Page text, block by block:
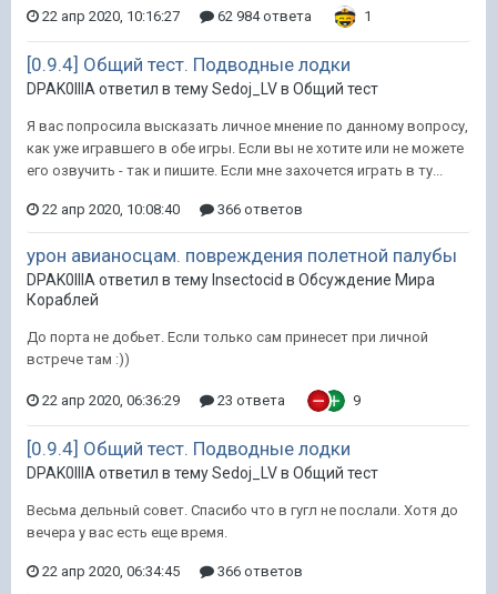
22 апр 2020, 10:16:27 62 984 ответа 1
[0.9.4] Общий тест. Подводные лодки
DPAK0IIIA ответил в тему Sedoj_LV в Общий тест
Я вас попросила высказать личное мнение по данному вопросу,
как уже игравшего в обе игры. Если вы не хотите или не можете
его озвучить - так и пишите. Если мне захочется играть в ту...
22 апр 2020, 10:08:40 366 ответов
урон авианосцам. повреждения полетной палубы
DPAK0IIIA ответил в тему Insectocid в Обсуждение Мира
Кораблей
До порта не добьет. Если только сам принесет при личной
встрече там :))
22 апр 2020, 06:36:29 23 ответа 9
[0.9.4] Общий тест. Подводные лодки
DPAK0IIIA ответил в тему Sedoj_LV в Общий тест
Весьма дельный совет. Спасибо что в гугл не послали. Хотя до
вечера у вас есть еще время.
22 апр 2020, 06:34:45 366 ответов